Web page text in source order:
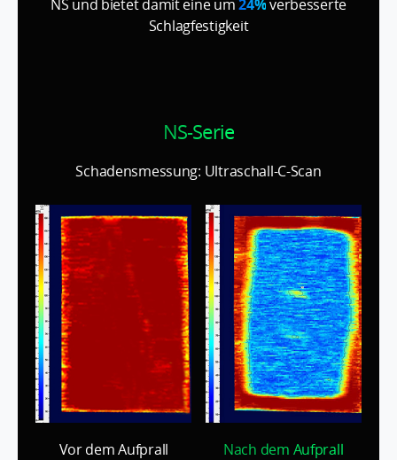
NS und bietet damit eine um24%verbesserte
Schlagfestigkeit
NS-Serie
Schadensmessung: Ultraschall-C-Scan
Vor dem Aufprall Nach dem Aufprall